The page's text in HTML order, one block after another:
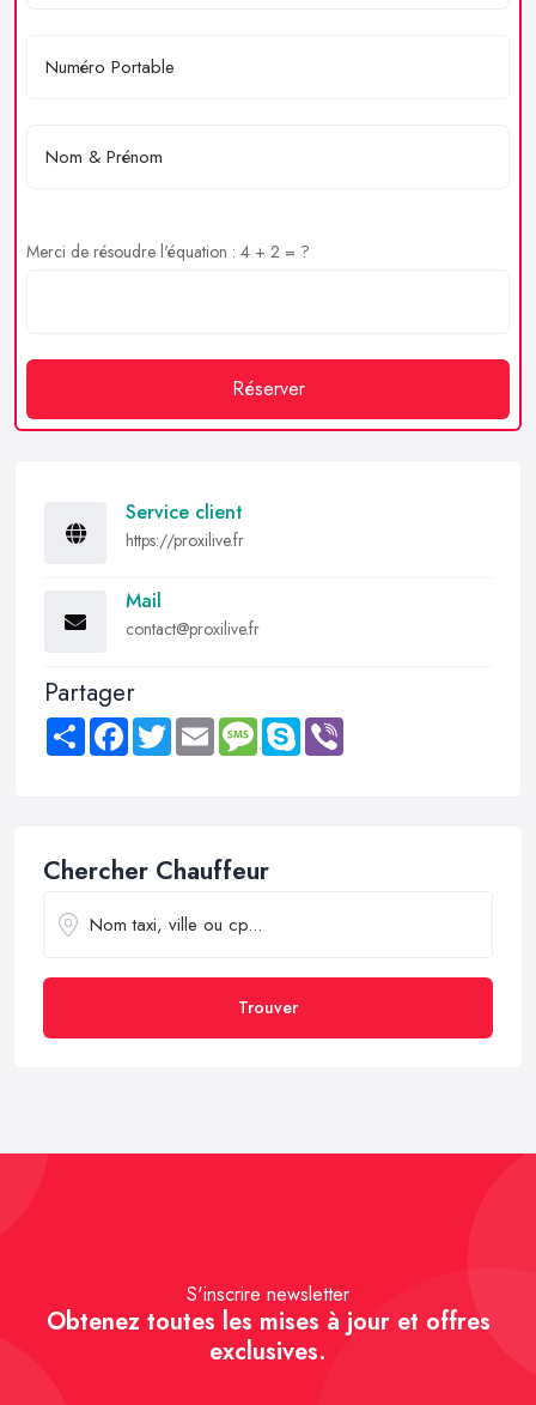
Merci de résoudre l'équation : 4 + 2 = ?
Réserver
Service client
https://proxilive.fr
Mail
contact@proxilive.fr
Partager
Share FacebookTwitter Email MessageSkype
Chercher Chauffeur
Trouver
S'inscrire newsletter
Obtenez toutes les mises à jour et offres
exclusives.